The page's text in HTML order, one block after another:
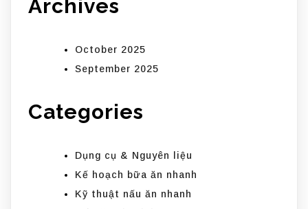
Archives
October 2025
September 2025
Categories
Dụng cụ & Nguyên liệu
Kế hoạch bữa ăn nhanh
Kỹ thuật nấu ăn nhanh